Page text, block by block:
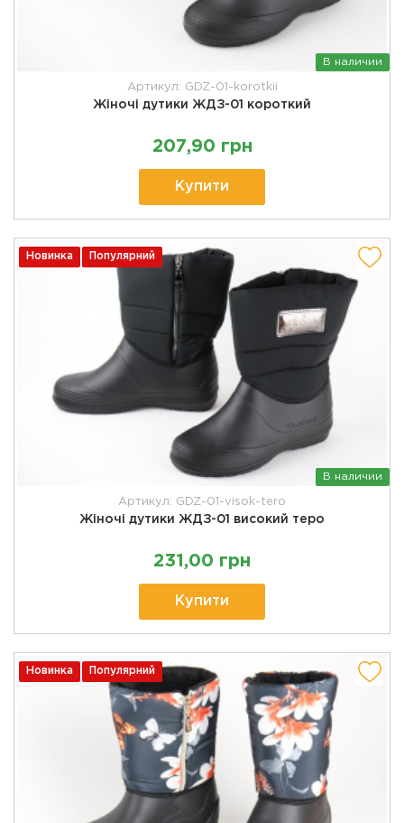
В наличии
Артикул: GDZ-01-korotkii
Жіночі дутики ЖДЗ-01 короткий
207,90 грн
Купити
Новинка Популярний
В наличии
Артикул: GDZ-01-visok-tero
Жіночі дутики ЖДЗ-01 високий теро
231,00 грн
Купити
Новинка Популярний